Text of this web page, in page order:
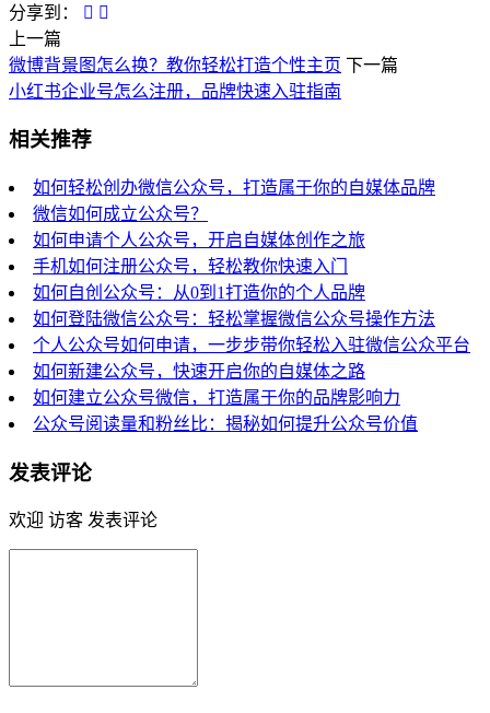
分享到：
上一篇
微博背景图怎么换？教你轻松打造个性主页 下一篇
小红书企业号怎么注册，品牌快速入驻指南
相关推荐
如何轻松创办微信公众号，打造属于你的自媒体品牌
微信如何成立公众号？
如何申请个人公众号，开启自媒体创作之旅
手机如何注册公众号，轻松教你快速入门
如何自创公众号：从0到1打造你的个人品牌
如何登陆微信公众号：轻松掌握微信公众号操作方法
个人公众号如何申请，一步步带你轻松入驻微信公众平台
如何新建公众号，快速开启你的自媒体之路
如何建立公众号微信，打造属于你的品牌影响力
公众号阅读量和粉丝比：揭秘如何提升公众号价值
发表评论
欢迎 访客 发表评论